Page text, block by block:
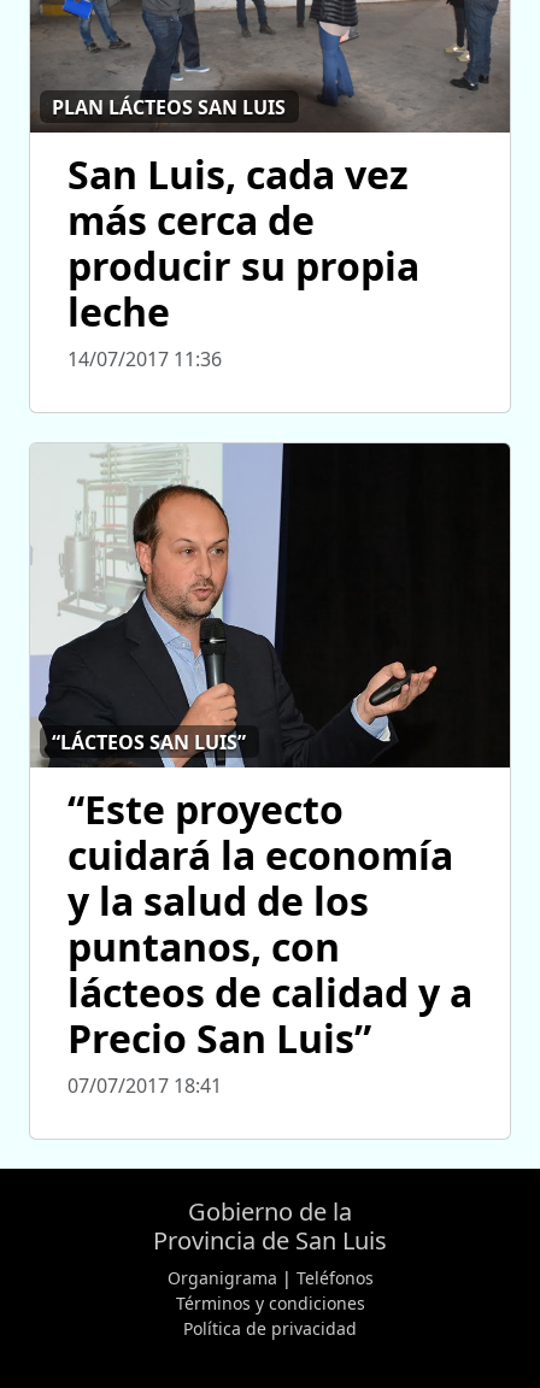
PLAN LÁCTEOS SAN LUIS
San Luis, cada vez
más cerca de
producir su propia
leche
14/07/2017 11:36
“LÁCTEOS SAN LUIS”
“Este proyecto
cuidará la economía
y la salud de los
puntanos, con
lácteos de calidad y a
Precio San Luis”
07/07/2017 18:41
Gobierno de la
Provincia de San Luis
Organigrama | Teléfonos
Términos y condiciones
Política de privacidad